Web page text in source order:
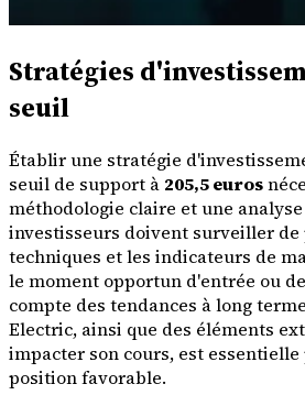
Stratégies
seuil
Établir une stratégie
seuil de support à 205,5 euros
méthodologie claire et une
investisseurs doivent surveiller de
techniques et les indicateurs de
le moment opportun d'entrée ou
compte des tendances à long
Electric, ainsi que des éléments
impacter son cours, est
position favorable.